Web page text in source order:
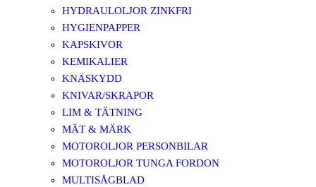
HYDRAULOLJOR ZINKFRI
HYGIENPAPPER
KAPSKIVOR
KEMIKALIER
KNÄSKYDD
KNIVAR/SKRAPOR
LIM & TÄTNING
MÄT & MÄRK
MOTOROLJOR PERSONBILAR
MOTOROLJOR TUNGA FORDON
MULTISÅGBLAD